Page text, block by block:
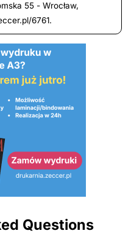
55 - Wrocław,
6761.
Questions